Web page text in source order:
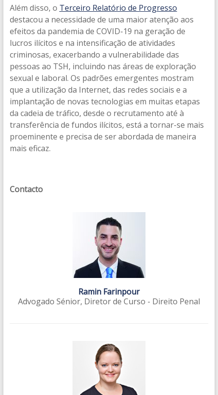
Além disso, o Terceiro Relatório de Progresso
destacou a necessidade de uma maior atenção aos
efeitos da pandemia de COVID-19 na geração de
lucros ilícitos e na intensificação de atividades
criminosas, exacerbando a vulnerabilidade das
pessoas ao TSH, incluindo nas áreas de exploração
sexual e laboral. Os padrões emergentes mostram
que a utilização da Internet, das redes sociais e a
implantação de novas tecnologias em muitas etapas
da cadeia de tráfico, desde o recrutamento até à
transferência de fundos ilícitos, está a tornar-se mais
proeminente e precisa de ser abordada de maneira
mais eficaz.
Contacto
Ramin Farinpour
Advogado Sénior, Diretor de Curso - Direito Penal